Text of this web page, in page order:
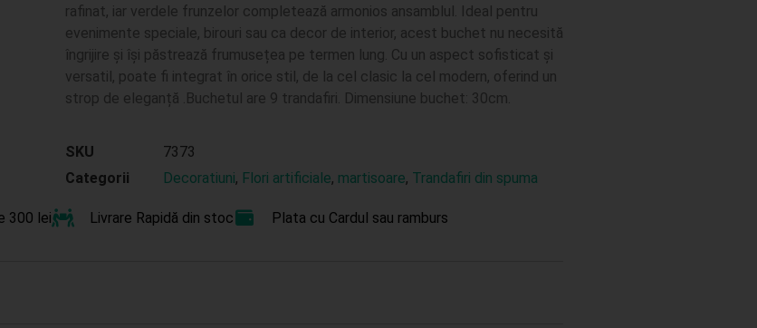
rafinat, iar verdele frunzelor completează armonios ansamblul. Ideal pentru
evenimente speciale, birouri sau ca decor de interior, acest buchet nu necesită
îngrijire și își păstrează frumusețea pe termen lung. Cu un aspect sofisticat și
versatil, poate fi integrat în orice stil, de la cel clasic la cel modern, oferind un
strop de eleganță .Buchetul are 9 trandafiri. Dimensiune buchet: 30cm.
SKU
7373
Categorii
Decoratiuni, Flori artificiale, martisoare, Trandafiri din spuma
300 lei Livrare Rapidă din stoc Plata cu Cardul sau ramburs